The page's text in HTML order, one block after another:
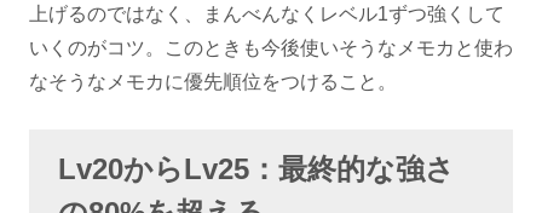
上げるのではなく、まんべんなくレベル1ずつ強くして
いくのがコツ。このときも今後使いそうなメモカと使わ
なそうなメモカに優先順位をつけること。
Lv20からLv25：最終的な強さ